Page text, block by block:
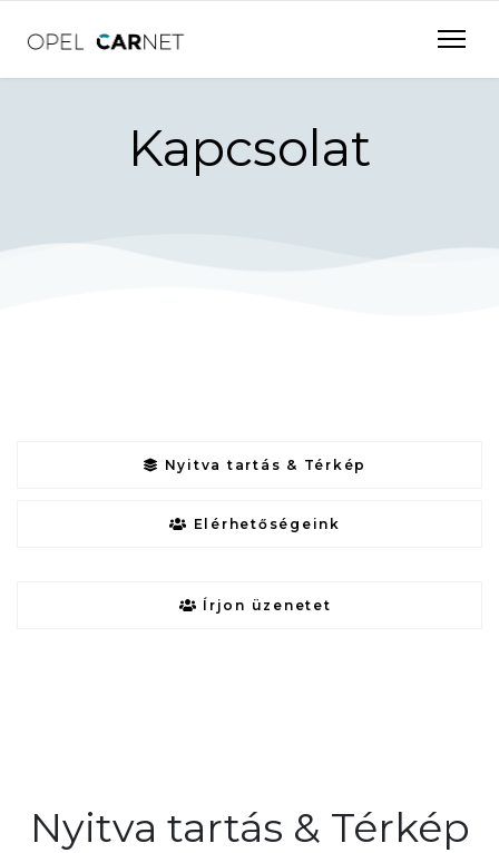
Kapcsolat
Nyitva tartás & Térkép
Elérhetőségeink
Írjon üzenetet
Nyitva tartás & Térkép